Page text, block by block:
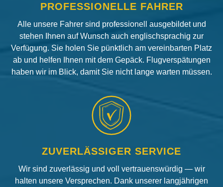
PROFESSIONELLE FAHRER
Alle unsere Fahrer sind professionell ausgebildet und
stehen Ihnen auf Wunsch auch englischsprachig zur
Verfügung. Sie holen Sie pünktlich am vereinbarten Platz
ab und helfen Ihnen mit dem Gepäck. Flugverspätungen
haben wir im Blick, damit Sie nicht lange warten müssen.
ZUVERLÄSSIGER SERVICE
Wir sind zuverlässig und voll vertrauenswürdig — wir
halten unsere Versprechen. Dank unserer langjährigen